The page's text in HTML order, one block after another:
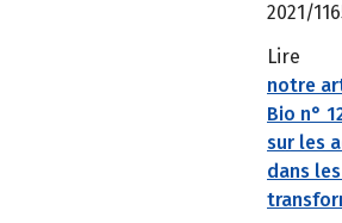
2021/
Lire
notre
Bio n°
sur les
dans